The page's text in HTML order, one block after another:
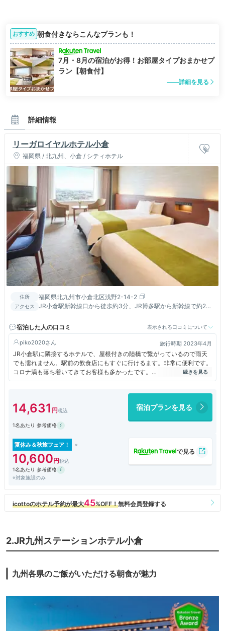
おすすめ 朝食付きならこんなプランも！
7月・8月の宿泊がお得！お部屋タイプおまかせプ
ラン【朝食付】
詳細を見る
詳細情報
リーガロイヤルホテル小倉
福岡県 / 北九州、小倉 / シティホテル
住所 福岡県北九州市小倉北区浅野2-14-2
アクセス
JR小倉駅新幹線口から徒歩約3分、JR博多駅から新幹線で約20
宿泊した人の口コミ
表示される口コミについて
piko2020 旅行時期 2023年4月
JR小倉駅に隣接するホテルで、屋根付きの陸橋で繋がっているので雨天
でも濡れません。駅前の飲食店にもすぐに行けるます。非常に便利です。
コロナ渦も落ち着いてきてお客様も多かったです。
高層階の部屋だったので見晴らしがとても良かったです。部屋もきれいの
14,631 宿泊プランを見る
1名あたり 参考価格
夏休み＆秋旅フェア！
10,600
1名あたり 参考価格
※対象施設のみ
2.JR九州ステーションホテル小倉
九州各県のご飯がいただける朝食が魅力